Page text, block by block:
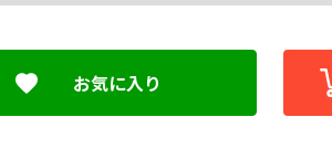
お気に入り